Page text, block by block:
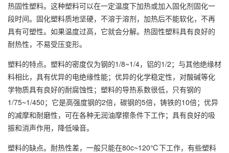
热固性塑料。这种塑料可以在一定温度下加热或加入固化剂固化一
段时间。固化塑料质地坚硬，不溶于溶剂，加热后不能软化，不再
具有可塑性。如果温度过高，它就会分解。热固性塑料具有良好的
耐热性，不易受压变形。
塑料的特点。塑料的密度仅为钢的1/8~1/4，铝的1/2；与其他绝缘材
料相比，具有优异的电绝缘性能；优异的化学稳定性，对酸碱等化
学物质具有良好的耐腐蚀性；塑料的导热系数很低，只有钢的
1/75~1/450；它是高强度钢的2倍，碳钢的5倍，铸铁的10倍；优异
的减摩和耐磨性，可在各种无润油摩擦条件下工作；具有良好的吸
振和消声作用，降低噪音。
塑料的缺点。耐热性差，一般只能在80c~120℃下工作，有些塑料